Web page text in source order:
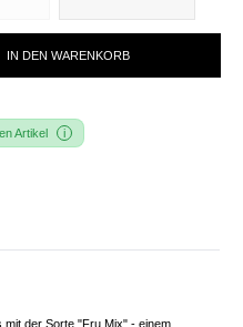
IN DEN WARENKORB
Artikel
mit der Sorte "Fru Mix" - einem